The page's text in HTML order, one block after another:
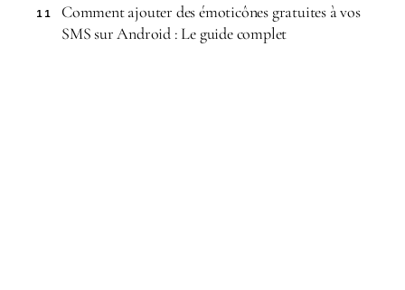
11
Comment ajouter des émoticônes gratuites à vos
SMS sur Android : Le guide complet